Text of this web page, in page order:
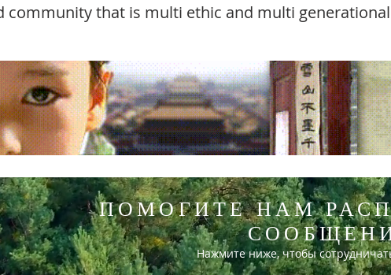
community that is multi ethic and multi
Нажмите ниже, чтобы
ПОМОГИТЕ НАМ